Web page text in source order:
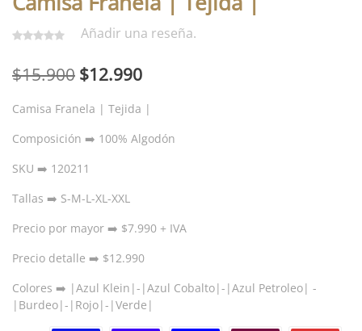
Añadir una reseña.
$15.900 El
precio
era:
$15.900.
$12.990El
precio
es:
Camisa Franela | Tejida |
Composición ➡️ 100% Algodón
SKU ➡️ 120211
Tallas ➡️ S-M-L-XL-XXL
Precio por mayor ➡️ $7.990 + IVA
Precio detalle ➡️ $12.990
Colores ➡️ |Azul Klein|-|Azul Cobalto|-|Azul Petroleo| -
|Burdeo|-|Rojo|-|Verde|